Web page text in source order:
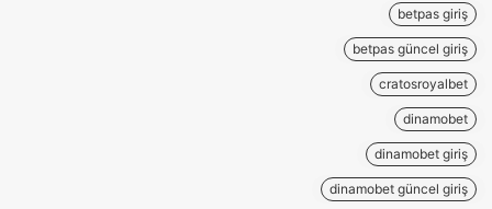
betpas giriş
betpas güncel giriş
cratosroyalbet
dinamobet
dinamobet giriş
dinamobet güncel giriş